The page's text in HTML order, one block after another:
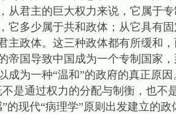
从君主的巨大权力来说，它属于
它多少属于共和政体；从它具有
主政体。这三种政体都有所缓和
帝国导致中国成为一个专制国家
成为一种“温和”的政府的真正原
是通过权力的分配与制衡，也
的现代“病理学”原则出发建立的